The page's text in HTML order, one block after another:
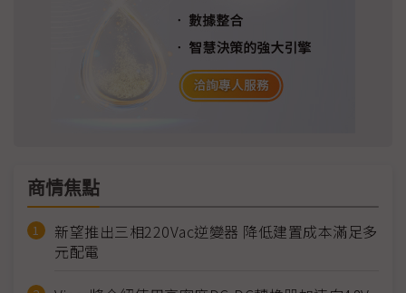
商情焦點
新望推出三相220Vac逆變器 降低建置成本滿足多
元配電